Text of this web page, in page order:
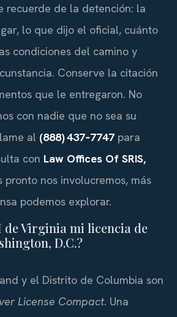
recuerde de la detención: la
lo que dijo el oficial, cuánto
condiciones del camino y
Conserve la citación
que le entregaron. No
con nadie que no sea su
al (888) 437‑7747 para
con Law Offices Of SRIS,
pronto nos involucremos, más
podemos explorar.
de Virginia mi licencia de
D.C.?
y el Distrito de Columbia son
License Compact. Una